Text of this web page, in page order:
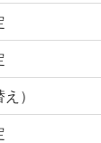
）